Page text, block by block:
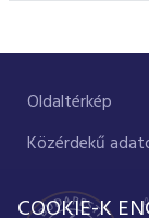
Oldaltérkép
Közérdekű
COOKIE-K